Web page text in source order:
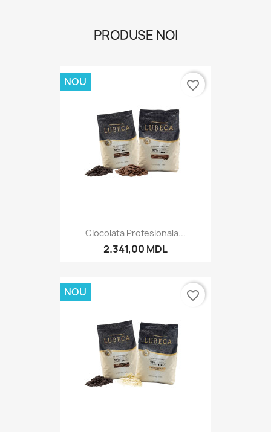
PRODUSE NOI
Ciocolata Profesionala...
2.341,00 MDL
NOU favorite_border
NOU favorite_border